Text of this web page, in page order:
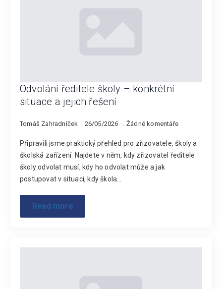
Odvolání ředitele školy – konkrétní
situace a jejich řešení
Tomáš Zahradníček 26/05/2026 Žádné komentáře
Připravili jsme praktický přehled pro zřizovatele, školy a
školská zařízení. Najdete v něm, kdy zřizovatel ředitele
školy odvolat musí, kdy ho odvolat může a jak
postupovat v situaci, kdy škola…
Read more